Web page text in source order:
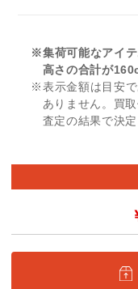
※集荷可能なアイテ
高さの合計が
※表示金額は目安
ありません。買
査定の結果で決定